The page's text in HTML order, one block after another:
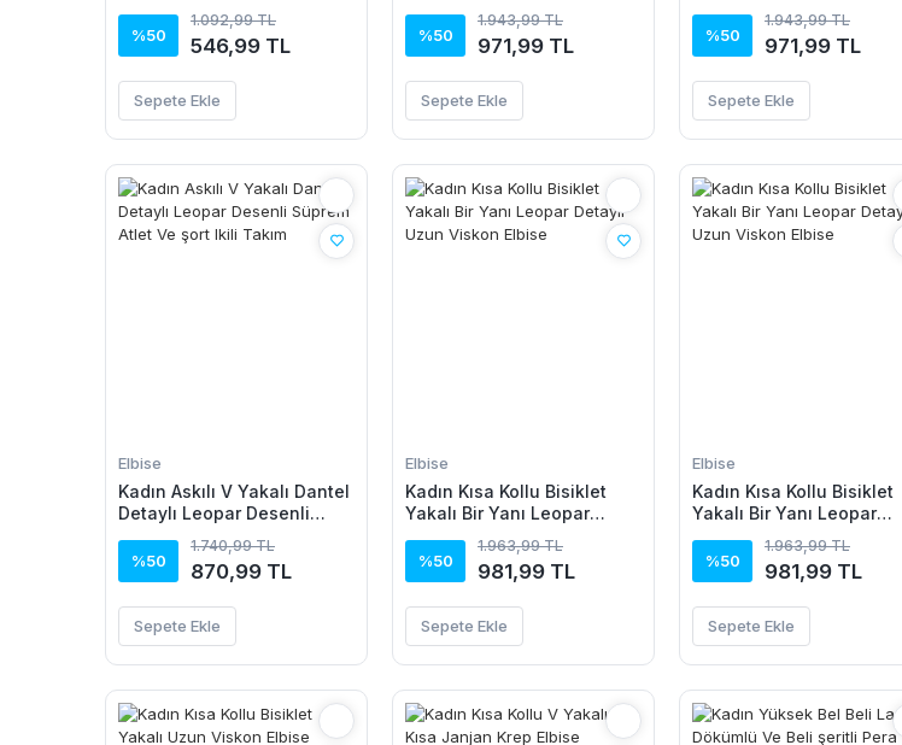
%50
1.092,99 TL
546,99 TL
Sepete Ekle
%50
1.943,99 TL
971,99 TL
Sepete Ekle
%50
1.943,99 TL
971,99 TL
Sepete Ekle
Elbise
Kadın Askılı V Yakalı Dantel
Detaylı Leopar Desenli
Takım
%50
1.740,99 TL
870,99 TL
Sepete Ekle
Elbise
Kadın Kısa Kollu Bisiklet
Yakalı Bir Yanı Leopar
%50
1.963,99 TL
981,99 TL
Sepete Ekle
Elbise
Kadın Kısa Kollu Bisiklet
Yakalı Bir Yanı Leopar
%50
1.963,99 TL
981,99 TL
Sepete Ekle